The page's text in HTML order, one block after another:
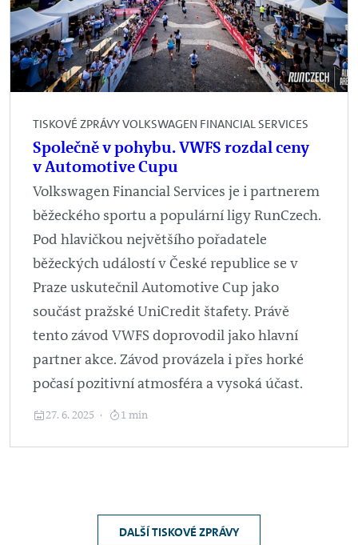
TISKOVÉ ZPRÁVY VOLKSWAGEN FINANCIAL SERVICES
Společně v pohybu. VWFS rozdal ceny
v Automotive Cupu
Volkswagen Financial Services je i partnerem
běžeckého sportu a populární ligy RunCzech.
Pod hlavičkou největšího pořadatele
běžeckých událostí v České republice se v
Praze uskutečnil Automotive Cup jako
součást pražské UniCredit štafety. Právě
tento závod VWFS doprovodil jako hlavní
partner akce. Závod provázela i přes horké
počasí pozitivní atmosféra a vysoká účast.
27. 6. 2025 1 min
DALŠÍ TISKOVÉ ZPRÁVY